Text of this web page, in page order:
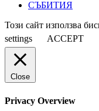
СЪБИТИЯ
Този сайт използва
settings
ACCEPT
Close
Privacy Overview